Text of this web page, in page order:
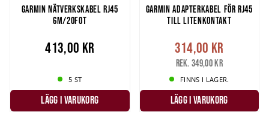
GARMIN NÄTVERKSKABEL RJ45
6M/20FOT
413,00 kr
5 ST
LÄGG I VARUKORG
GARMIN ADAPTERKABEL FÖR RJ45
TILL LITENKONTAKT
314,00 kr
Rek. 349,00 kr
FINNS I LAGER.
LÄGG I VARUKORG